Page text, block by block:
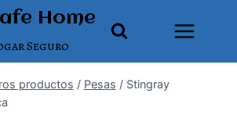
Home
Seguro
productos / Pesas / Stingray